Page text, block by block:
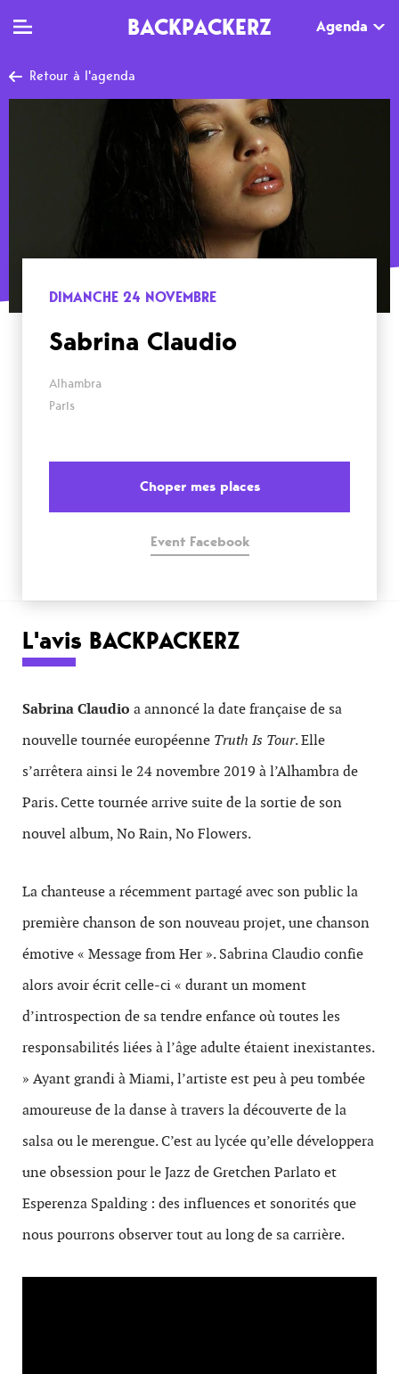
BACKPACKERZ Agenda
MAG
Dossiers
Tops
Interviews
Retour à l'agenda
DIMANCHE 24 NOVEMBRE
Sabrina Claudio
Alhambra
Paris
Choper mes places
Event Facebook
L'avis BACKPACKERZ
Sabrina Claudio a annoncé la date française de sa
nouvelle tournée européenne Truth Is Tour. Elle
s’arrêtera ainsi le 24 novembre 2019 à l’Alhambra de
Paris. Cette tournée arrive suite de la sortie de son
nouvel album, No Rain, No Flowers.
La chanteuse a récemment partagé avec son public la
première chanson de son nouveau projet, une chanson
émotive « Message from Her ». Sabrina Claudio confie
alors avoir écrit celle-ci « durant un moment
d’introspection de sa tendre enfance où toutes les
responsabilités liées à l’âge adulte étaient inexistantes.
» Ayant grandi à Miami, l’artiste est peu à peu tombée
amoureuse de la danse à travers la découverte de la
salsa ou le merengue. C’est au lycée qu’elle développera
une obsession pour le Jazz de Gretchen Parlato et
Esperenza Spalding : des influences et sonorités que
nous pourrons observer tout au long de sa carrière.